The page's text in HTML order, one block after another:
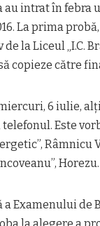
au intrat în febra
La prima
la Liceul „I.C.
copieze către
6 iulie,
Este
Râmnicu
Horezu.
a Examenului de
la alegere a